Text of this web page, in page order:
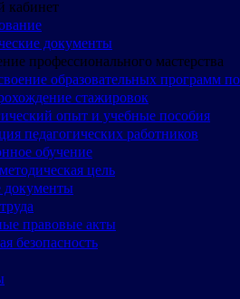
кабинет
документы
профессионального мастерства
образовательных программ
стажировок
опыт и учебные пособия
педагогических работников
обучение
цель
правовые акты
безопасность